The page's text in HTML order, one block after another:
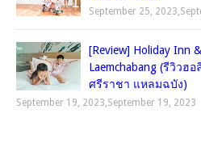
September 25, 2023,
[Review] Holiday Inn
Laemchabang (รีวิวฮ
ศรีราชา แหลมฉบัง)
September 19, 2023,September 19, 2023